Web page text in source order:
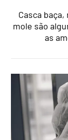
Casca
mole são
as